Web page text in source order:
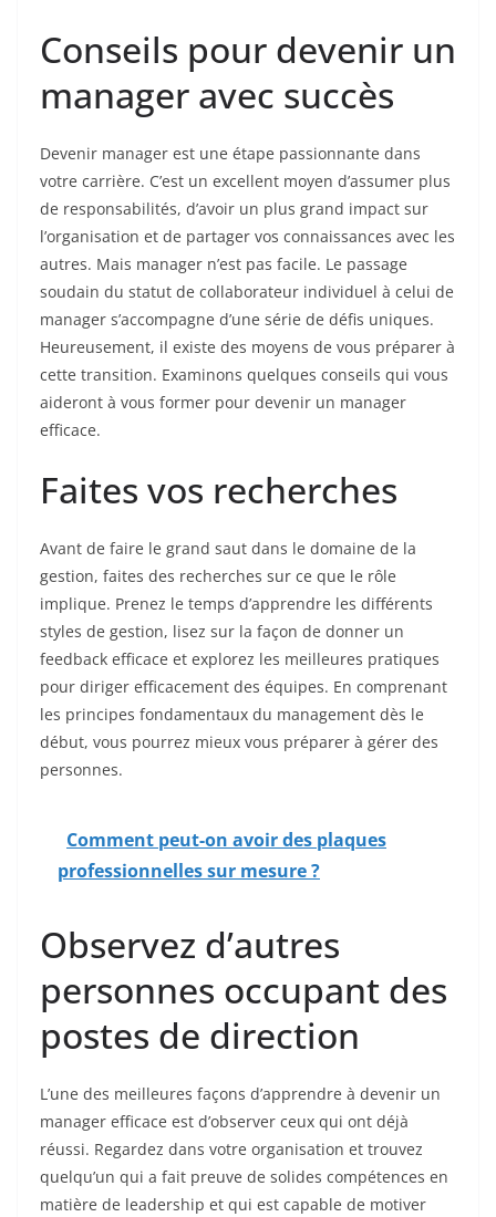
Conseils pour devenir un
manager avec succès
Devenir manager est une étape passionnante dans
votre carrière. C’est un excellent moyen d’assumer plus
de responsabilités, d’avoir un plus grand impact sur
l’organisation et de partager vos connaissances avec les
autres. Mais manager n’est pas facile. Le passage
soudain du statut de collaborateur individuel à celui de
manager s’accompagne d’une série de défis uniques.
Heureusement, il existe des moyens de vous préparer à
cette transition. Examinons quelques conseils qui vous
aideront à vous former pour devenir un manager
efficace.
Faites vos recherches
Avant de faire le grand saut dans le domaine de la
gestion, faites des recherches sur ce que le rôle
implique. Prenez le temps d’apprendre les différents
styles de gestion, lisez sur la façon de donner un
feedback efficace et explorez les meilleures pratiques
pour diriger efficacement des équipes. En comprenant
les principes fondamentaux du management dès le
début, vous pourrez mieux vous préparer à gérer des
personnes.
Comment peut-on avoir des plaques
professionnelles sur mesure ?
Observez d’autres
personnes occupant des
postes de direction
L’une des meilleures façons d’apprendre à devenir un
manager efficace est d’observer ceux qui ont déjà
réussi. Regardez dans votre organisation et trouvez
quelqu’un qui a fait preuve de solides compétences en
matière de leadership et qui est capable de motiver